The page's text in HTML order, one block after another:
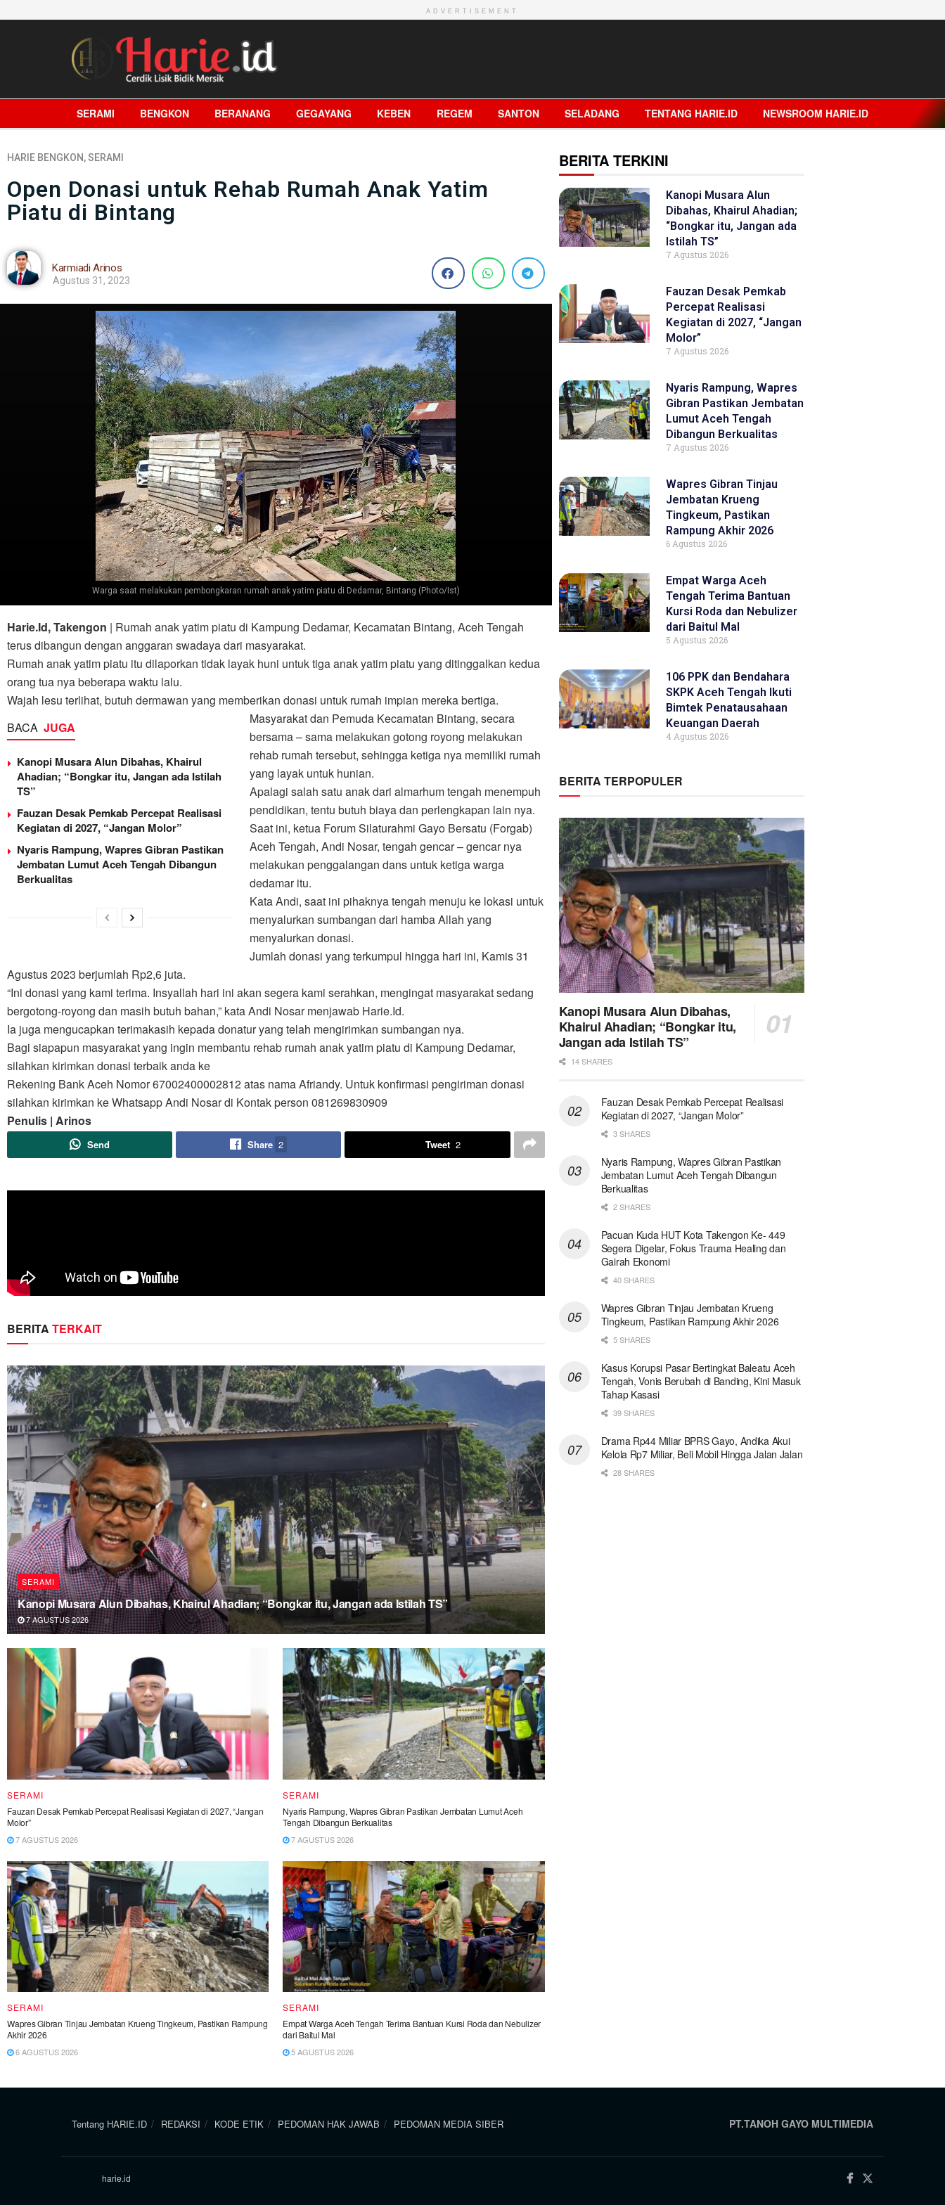
ADVERTISEMENT
SERAMI BENGKON BERANANG GEGAYANG KEBEN REGEM SANTON SELADANG TENTANG HARIE.ID NEWSROOM HARIE.ID
HARIE BENGKON,SERAMI
Open Donasi untuk Rehab Rumah Anak Yatim
Piatu di Bintang
Karmiadi Arinos
Agustus 31, 2023
Warga saat melakukan pembongkaran rumah anak yatim piatu di Dedamar, Bintang (Photo/Ist)
Harie.Id, Takengon | Rumah anak yatim piatu di Kampung Dedamar, Kecamatan Bintang, Aceh Tengah
terus dibangun dengan anggaran swadaya dari masyarakat.
Rumah anak yatim piatu itu dilaporkan tidak layak huni untuk tiga anak yatim piatu yang ditinggalkan kedua
orang tua nya beberapa waktu lalu.
Wajah lesu terlihat, butuh dermawan yang memberikan donasi untuk rumah impian mereka bertiga.
BACA JUGA
Kanopi Musara Alun Dibahas, Khairul
Ahadian; “Bongkar itu, Jangan ada Istilah
TS”
Fauzan Desak Pemkab Percepat Realisasi
Kegiatan di 2027, “Jangan Molor”
Nyaris Rampung, Wapres Gibran Pastikan
Jembatan Lumut Aceh Tengah Dibangun
Berkualitas
Masyarakat dan Pemuda Kecamatan Bintang, secara
bersama – sama melakukan gotong royong melakukan
rehab rumah tersebut, sehingga ketiga nya memiliki rumah
yang layak untuk hunian.
Apalagi salah satu anak dari almarhum tengah menempuh
pendidikan, tentu butuh biaya dan perlengkapan lain nya.
Saat ini, ketua Forum Silaturahmi Gayo Bersatu (Forgab)
Aceh Tengah, Andi Nosar, tengah gencar – gencar nya
melakukan penggalangan dans untuk ketiga warga
dedamar itu.
Kata Andi, saat ini pihaknya tengah menuju ke lokasi untuk
menyalurkan sumbangan dari hamba Allah yang
menyalurkan donasi.
Jumlah donasi yang terkumpul hingga hari ini, Kamis 31
Agustus 2023 berjumlah Rp2,6 juta.
“Ini donasi yang kami terima. Insyallah hari ini akan segera kami serahkan, mengingat masyarakat sedang
bergotong-royong dan masih butuh bahan,” kata Andi Nosar menjawab Harie.Id.
Ia juga mengucapkan terimakasih kepada donatur yang telah mengirimkan sumbangan nya.
Bagi siapapun masyarakat yang ingin membantu rehab rumah anak yatim piatu di Kampung Dedamar,
silahkan kirimkan donasi terbaik anda ke
Rekening Bank Aceh Nomor 67002400002812 atas nama Afriandy. Untuk konfirmasi pengiriman donasi
silahkan kirimkan ke Whatsapp Andi Nosar di Kontak person 081269830909
Penulis | Arinos
Send Share 2 Tweet 2
BERITA TERKAIT
SERAMI
Kanopi Musara Alun Dibahas, Khairul Ahadian; “Bongkar itu, Jangan ada Istilah TS”
7 AGUSTUS 2026
SERAMI
Fauzan Desak Pemkab Percepat Realisasi Kegiatan di 2027, “Jangan
Molor”
7 AGUSTUS 2026
SERAMI
Nyaris Rampung, Wapres Gibran Pastikan Jembatan Lumut Aceh
Tengah Dibangun Berkualitas
7 AGUSTUS 2026
SERAMI
Wapres Gibran Tinjau Jembatan Krueng Tingkeum, Pastikan Rampung
Akhir 2026
6 AGUSTUS 2026
SERAMI
Empat Warga Aceh Tengah Terima Bantuan Kursi Roda dan Nebulizer
dari Baitul Mal
5 AGUSTUS 2026
BERITA TERKINI
Kanopi Musara Alun
Dibahas, Khairul Ahadian;
“Bongkar itu, Jangan ada
Istilah TS”
7 Agustus 2026
Fauzan Desak Pemkab
Percepat Realisasi
Kegiatan di 2027, “Jangan
Molor”
7 Agustus 2026
Nyaris Rampung, Wapres
Gibran Pastikan Jembatan
Lumut Aceh Tengah
Dibangun Berkualitas
7 Agustus 2026
Wapres Gibran Tinjau
Jembatan Krueng
Tingkeum, Pastikan
Rampung Akhir 2026
6 Agustus 2026
Empat Warga Aceh
Tengah Terima Bantuan
Kursi Roda dan Nebulizer
dari Baitul Mal
5 Agustus 2026
106 PPK dan Bendahara
SKPK Aceh Tengah Ikuti
Bimtek Penatausahaan
Keuangan Daerah
4 Agustus 2026
BERITA TERPOPULER
Kanopi Musara Alun Dibahas,
Khairul Ahadian; “Bongkar itu,
Jangan ada Istilah TS”
14 SHARES
Fauzan Desak Pemkab Percepat Realisasi
Kegiatan di 2027, “Jangan Molor”
3 SHARES
Nyaris Rampung, Wapres Gibran Pastikan
Jembatan Lumut Aceh Tengah Dibangun
Berkualitas
2 SHARES
Pacuan Kuda HUT Kota Takengon Ke- 449
Segera Digelar, Fokus Trauma Healing dan
Gairah Ekonomi
40 SHARES
Wapres Gibran Tinjau Jembatan Krueng
Tingkeum, Pastikan Rampung Akhir 2026
5 SHARES
Kasus Korupsi Pasar Bertingkat Baleatu Aceh
Tengah, Vonis Berubah di Banding, Kini Masuk
Tahap Kasasi
39 SHARES
Drama Rp44 Miliar BPRS Gayo, Andika Akui
Kelola Rp7 Miliar, Beli Mobil Hingga Jalan Jalan
28 SHARES
Tentang HARIE.ID REDAKSI KODE ETIK PEDOMAN HAK JAWAB PEDOMAN MEDIA SIBER PT.TANOH GAYO MULTIMEDIA
harie.id